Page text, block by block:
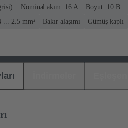
Nominal akım: ‌16 A Boyut: 10 B
... 2.5 mm²
Bakır alaşımı Gümüş kaplı